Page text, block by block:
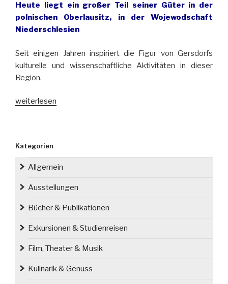
Heute liegt ein großer Teil seiner Güter in der
polnischen Oberlausitz, in der Wojewodschaft
Niederschlesien
Seit einigen Jahren inspiriert die Figur von Gersdorfs
kulturelle und wissenschaftliche Aktivitäten in dieser
Region.
„Vor
Adolf
Traugott
Gersdorf“
weiterlesen
Kategorien
Allgemein
Ausstellungen
Bücher & Publikationen
Exkursionen & Studienreisen
Film, Theater & Musik
Kulinarik & Genuss